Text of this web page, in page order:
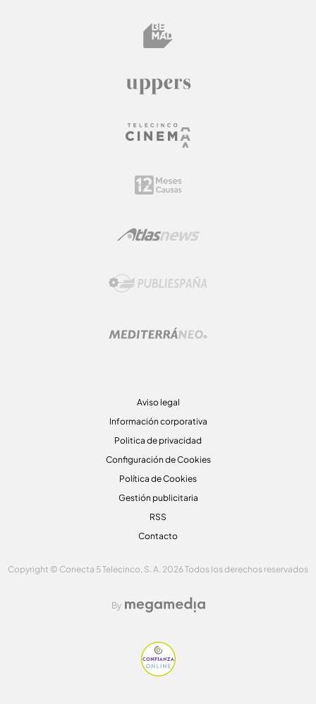
Aviso legal
Información corporativa
Politica de privacidad
Configuración de Cookies
Política de Cookies
Gestión publicitaria
RSS
Contacto
Copyright © Conecta 5 Telecinco, S. A. 2026 Todos los derechos reservados
By